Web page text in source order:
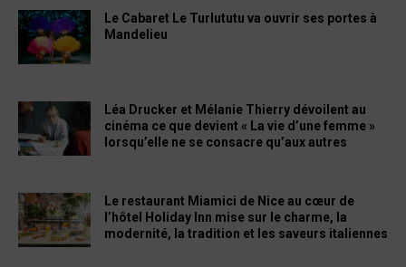
Le Cabaret Le Turlututu va ouvrir ses portes à
Mandelieu
Léa Drucker et Mélanie Thierry dévoilent au
cinéma ce que devient « La vie d’une femme »
lorsqu’elle ne se consacre qu’aux autres
Le restaurant Miamici de Nice au cœur de
l’hôtel Holiday Inn mise sur le charme, la
modernité, la tradition et les saveurs italiennes